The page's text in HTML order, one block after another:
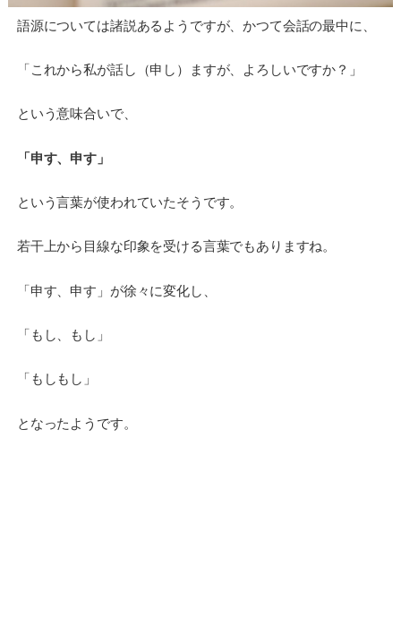
語源については諸説あるようですが、かつて会話の最中に、
「これから私が話し（申し）ますが、よろしいですか？」
という意味合いで、
「申す、申す」
という言葉が使われていたそうです。
若干上から目線な印象を受ける言葉でもありますね。
「申す、申す」が徐々に変化し、
「もし、もし」
「もしもし」
となったようです。